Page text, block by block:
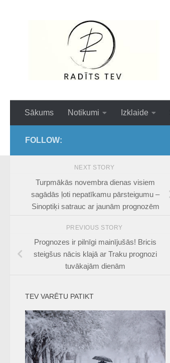
Sākums Notikumi Izklaide
FOLLOW:
NEXT STORY
Turpmākās novembra dienas visiem
sagādās ļoti nepatīkamu pārsteigumu –
Sinoptiķi satrauc ar jaunām prognozēm
PREVIOUS STORY
Prognozes ir pilnīgi mainījušās! Bricis
steigšus nācis klajā ar Traku prognozi
tuvākajām dienām
TEV VARĒTU PATIKT